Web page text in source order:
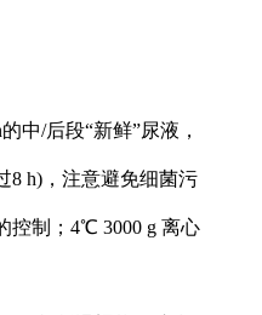
中/后段“新鲜”尿液，
8 h)，注意避免细菌污
控制；4℃ 3000 g 离心